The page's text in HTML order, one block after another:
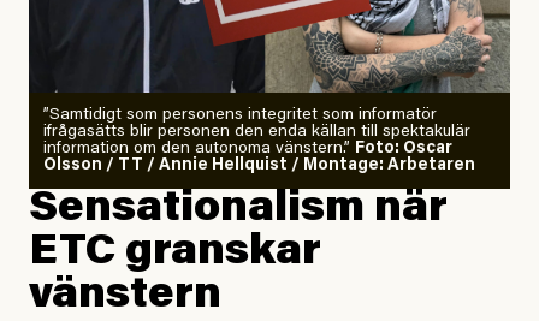
”Samtidigt som personens integritet som informatör
ifrågasätts blir personen den enda källan till spektakulär
information om den autonoma vänstern.” Foto: Oscar
Olsson / TT / Annie Hellquist / Montage: Arbetaren
Sensationalism när
ETC granskar
vänstern